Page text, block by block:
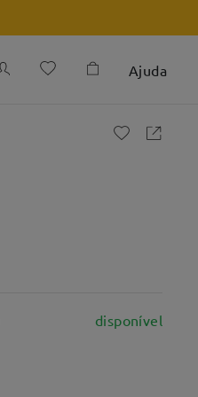
Ajuda
disponível